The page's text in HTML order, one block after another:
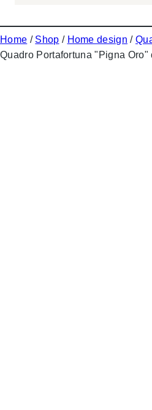
Home / Shop / Home design /
Quadro Portafortuna "Pigna